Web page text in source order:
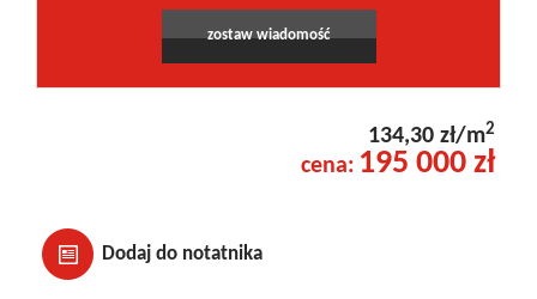
zostaw wiadomość
134,30 zł/m2
cena: 195 000 zł
Dodaj do notatnika